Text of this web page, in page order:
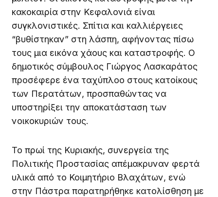
κακοκαιρία στην Κεφαλονιά είναι
συγκλονιστικές. Σπίτια και καλλιέργειες
“βυθίστηκαν” στη λάσπη, αφήνοντας πίσω
τους μια εικόνα χάους και καταστροφής. Ο
δημοτικός σύμβουλος Γιώργος Λασκαράτος
προσέφερε ένα ταχύπλοο στους κατοίκους
των Περατάτων, προσπαθώντας να
υποστηρίξει την αποκατάσταση των
νοικοκυριών τους.
Το πρωί της Κυριακής, συνεργεία της
Πολιτικής Προστασίας απέμακρυναν φερτά
υλικά από το Κοιμητήριο Βλαχάτων, ενώ
στην Πάστρα παρατηρήθηκε κατολίσθηση με